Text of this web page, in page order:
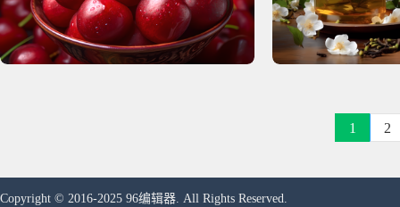
1 2
Copyright © 2016-2025 96编辑器. All Rights Reserved.